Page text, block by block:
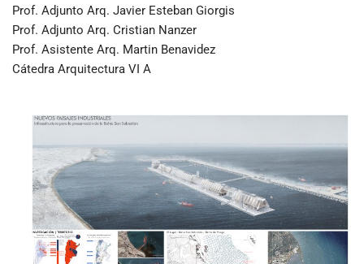
Prof. Adjunto Arq. Javier Esteban Giorgis
Prof. Adjunto Arq. Cristian Nanzer
Prof. Asistente Arq. Martin Benavidez
Cátedra Arquitectura VI A